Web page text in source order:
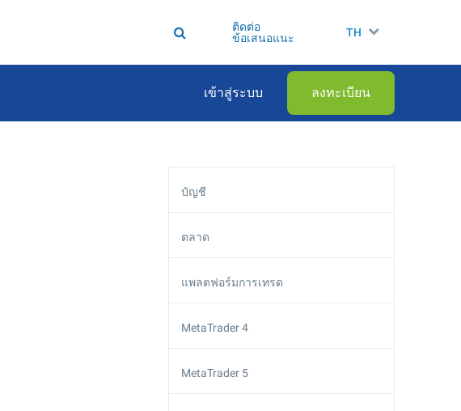
ติดต่อ
ข้อเสนอแนะ
TH
เข้าสู่ระบบ ลงทะเบียน
บัญชี
ตลาด
แพลตฟอร์มการเทรด
MetaTrader 4
MetaTrader 5